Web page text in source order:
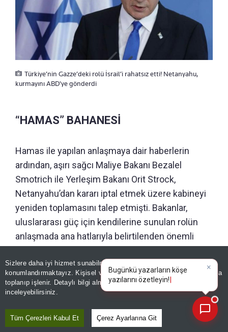
Sizlere daha iyi hizmet sunabilmek adına sitemizde
konumlandırmaktayız. Kişisel verileriniz, KVKK ve GDPR kapsamında
toplanıp işlenir. Detaylı bilgi almak içinAydınlatma Metnimizi
inceleyebilirsiniz.
Tüm Çerezleri Kabul Et Çerez Ayarlarına Git
Türkiye’nin Gazze’deki rolü İsrail’i rahatsız etti! Netanyahu,
kurmayını ABD'ye gönderdi
“HAMAS” BAHANESİ
Hamas ile yapılan anlaşmaya dair haberlerin
ardından, aşırı sağcı Maliye Bakanı Bezalel
Smotrich ile Yerleşim Bakanı Orit Strock,
Netanyahu’dan kararı iptal etmek üzere kabineyi
yeniden toplamasını talep etmişti. Bakanlar,
uluslararası güç için kendilerine sunulan rolün
anlaşmada ana hatlarıyla belirtilenden önemli
Ağustos’ta Barış Kurulunun ateşkesin ikinci
aşamasına ilişkin duyurduğu yol haritasına
rağmen Gazze Şeridi’nde işgal ettikleri alanlardan
Hamas silahsızlandırılana kadar
çekilmeyeceklerini savunmuştu.
Bugünkü yazarlar